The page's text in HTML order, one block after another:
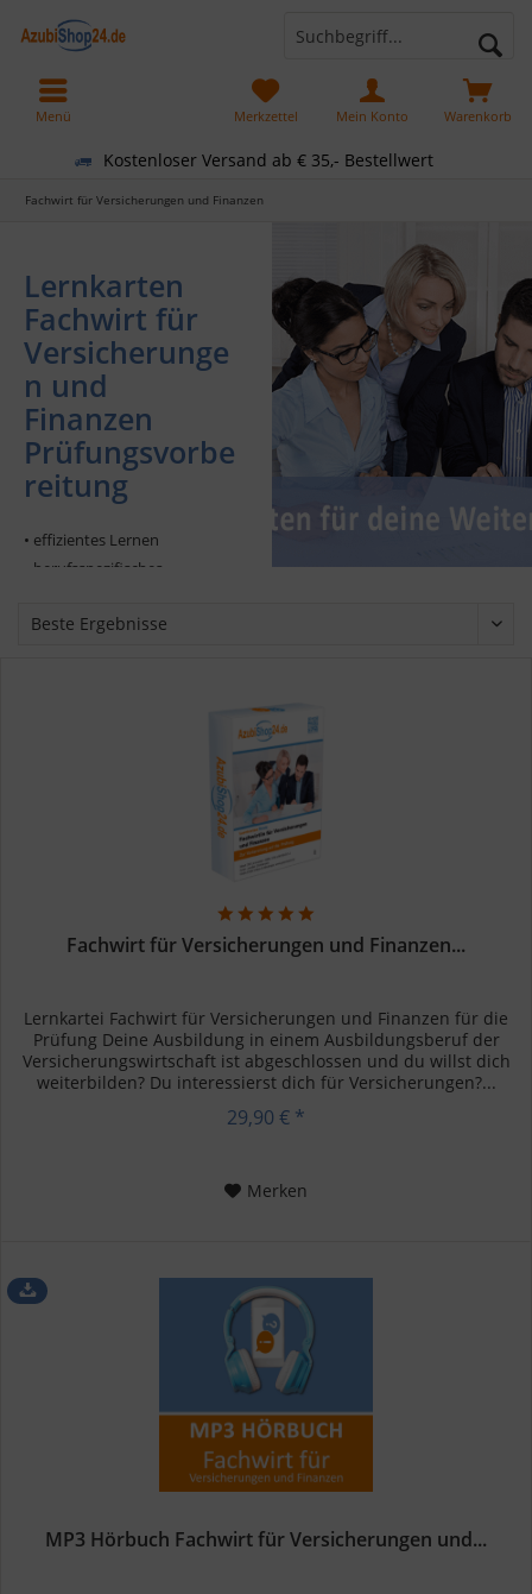
Kostenloser Versand ab € 35,- Bestellwert
Warenkorb
Merkzettel Mein Konto
Menü
Fachwirt für Versicherungen und Finanzen
Lernkarten
Fachwirt für
Versicherunge
n und
Finanzen
Prüfungsvorbe
reitung
• effizientes Lernen
• berufsspezifisches
• lernen leicht gemacht
Fachwirt für Versicherungen und Finanzen...
Lernkartei Fachwirt für Versicherungen und Finanzen für die
Prüfung Deine Ausbildung in einem Ausbildungsberuf der
Versicherungswirtschaft ist abgeschlossen und du willst dich
weiterbilden? Du interessierst dich für Versicherungen?...
29,90 € *
Merken
MP3 Hörbuch Fachwirt für Versicherungen und...